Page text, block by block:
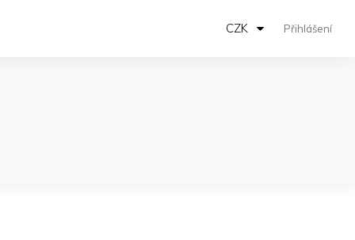
CZK Přihlášení